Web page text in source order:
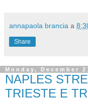
annapaola brancia a
Share
Monday, December
NAPLES
TRIESTE E